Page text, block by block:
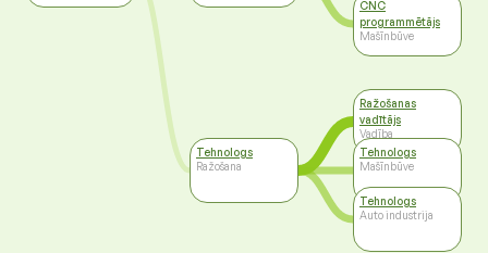
Tehnologs
Ražošana
CNC
programmētājs
Mašīnbūve
Ražošanas
vadītājs
Vadība
Tehnologs
Mašīnbūve
Tehnologs
Auto industrija